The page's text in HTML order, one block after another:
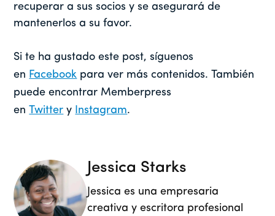
recuperar a sus socios y se asegurará de
mantenerlos a su favor.
Si te ha gustado este post, síguenos
en Facebook para ver más contenidos. También
puede encontrar Memberpress
enTwitter y Instagram.
Jessica Starks
Jessica es una empresaria
creativa y escritora profesional